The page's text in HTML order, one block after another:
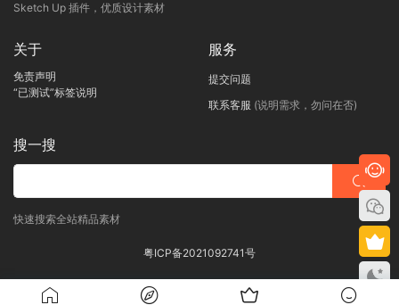
Sketch Up 插件，优质设计素材
关于
免责声明
“已测试”标签说明
服务
提交问题
联系客服 (说明需求，勿问在否)
搜一搜
快速搜索全站精品素材
粤ICP备2021092741号